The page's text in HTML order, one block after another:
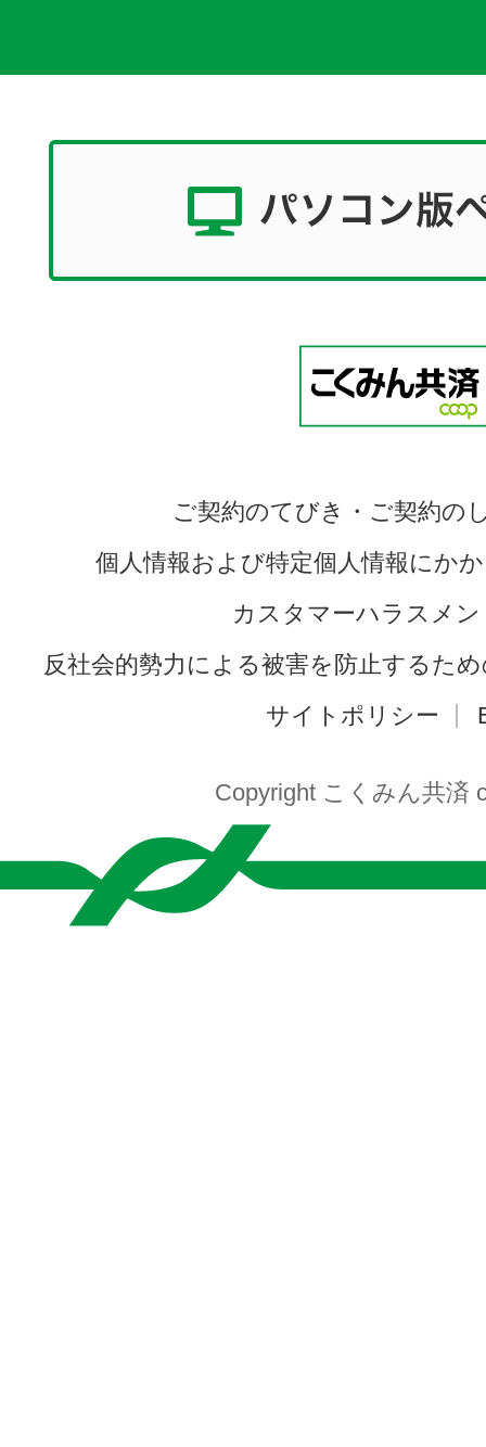
ご契約のてびき・ご契約の
個人情報および特定個人情報にか
カスタマーハラスメ
反社会的勢力による被害を防止するた
サイトポリシー
Copyright こくみん共済